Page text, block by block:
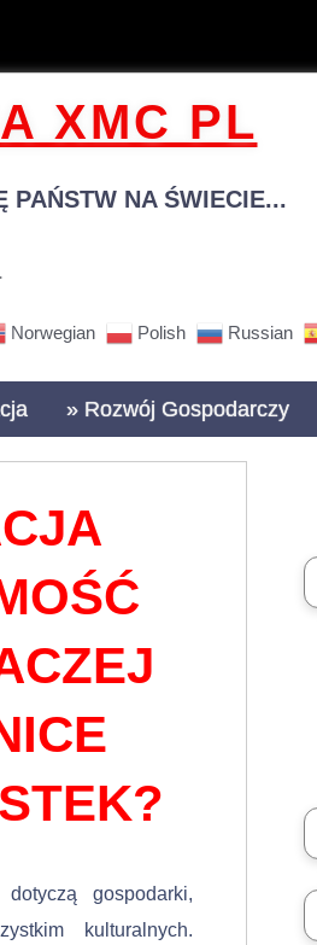
XMC PL
PAŃSTW NA ŚWIECIE...
Norwegian Polish Russian
» Rozwój Gospodarczy
gospodarki,
kulturalnych.